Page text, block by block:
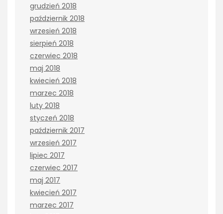
grudzień 2018
październik 2018
wrzesień 2018
sierpień 2018
czerwiec 2018
maj 2018
kwiecień 2018
marzec 2018
luty 2018
styczeń 2018
październik 2017
wrzesień 2017
lipiec 2017
czerwiec 2017
maj 2017
kwiecień 2017
marzec 2017